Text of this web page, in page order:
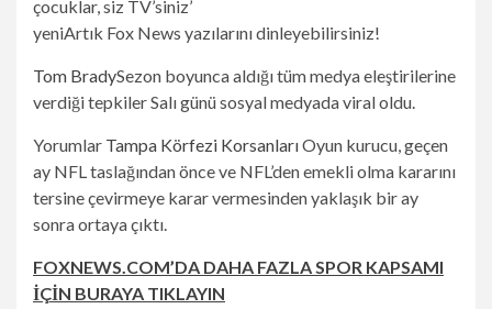
yeniArtık Fox News yazılarını dinleyebilirsiniz!
Tom BradySezon boyunca aldığı tüm medya eleştirilerine
verdiği tepkiler Salı günü sosyal medyada viral oldu.
Yorumlar Tampa Körfezi KorsanlarıOyun kurucu, geçen
ay NFL taslağından önce ve NFL’den emekli olma kararını
tersine çevirmeye karar vermesinden yaklaşık bir ay
sonra ortaya çıktı.
FOXNEWS.COM’DA DAHA FAZLA SPOR KAPSAMI
İÇİN BURAYA TIKLAYIN